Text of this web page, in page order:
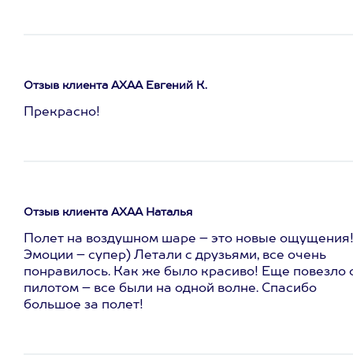
Отзыв клиента АХАА Евгений К.
Прекрасно!
Отзыв клиента АХАА Наталья
Полет на воздушном шаре – это новые ощущения!
Эмоции – супер) Летали с друзьями, все очень
понравилось. Как же было красиво! Еще повезло
пилотом – все были на одной волне. Спасибо
большое за полет!